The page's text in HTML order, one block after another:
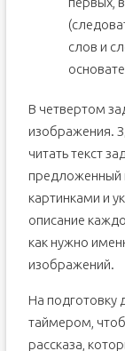
слов и
В четвертом
изображения.
читать текст
предложенный
картинками и
описание
как нужно
изображений.
На подготовку
таймером,
рассказа,